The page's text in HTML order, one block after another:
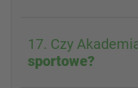
17. Czy
sportowe?